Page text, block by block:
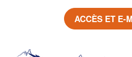
ACCÈS ET E-